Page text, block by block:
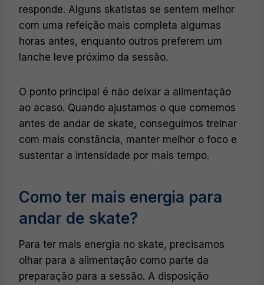
responde. Alguns skatistas se sentem melhor
com uma refeição mais completa algumas
horas antes, enquanto outros preferem um
lanche leve próximo da sessão.
O ponto principal é não deixar a alimentação
ao acaso. Quando ajustamos o que comemos
antes de andar de skate, conseguimos treinar
com mais constância, manter melhor o foco e
sustentar a intensidade por mais tempo.
Como ter mais energia para
andar de skate?
Para ter mais energia no skate, precisamos
olhar para a alimentação como parte da
preparação para a sessão. A disposição